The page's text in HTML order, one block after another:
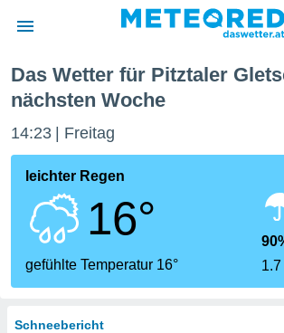
dass
von
sind.
diese
die
Das Wetter für Pitztaler
nächsten Woche
14:23 Freitag
leichter Regen
16°
gefühlte Temperatur 16°
Schneebericht